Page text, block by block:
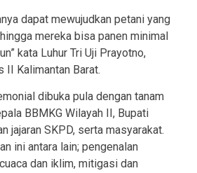
dapat mewujudkan petani yang
mereka bisa panen minimal
kata Luhur Tri Uji Prayotno,
II Kalimantan Barat.
dibuka pula dengan tanam
BBMKG Wilayah II, Bupati
jajaran SKPD, serta masyarakat.
ini antara lain; pengenalan
dan iklim, mitigasi dan